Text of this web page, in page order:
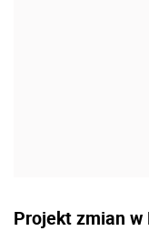
Projekt zmian